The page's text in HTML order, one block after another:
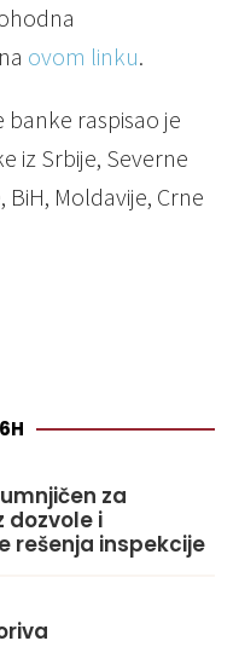
ovom linku.
banke raspisao je
iz Srbije, Severne
Moldavije, Crne
za
dozvole i
rešenja inspekcije